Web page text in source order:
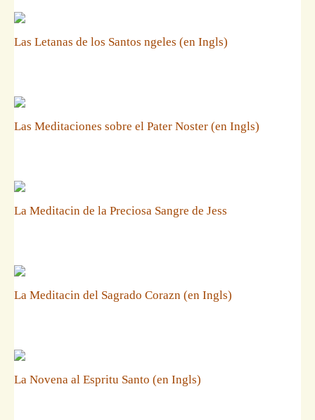
Las Letanas de los Santos ngeles (en Ingls)
Las Meditaciones sobre el Pater Noster (en Ingls)
La Meditacin de la Preciosa Sangre de Jess
La Meditacin del Sagrado Corazn (en Ingls)
La Novena al Espritu Santo (en Ingls)